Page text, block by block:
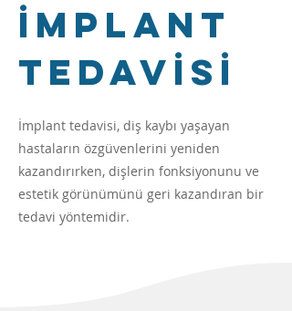
İMPLANT
TEDAVİSİ
İmplant tedavisi, diş kaybı yaşayan
hastaların özgüvenlerini yeniden
kazandırırken, dişlerin fonksiyonunu ve
estetik görünümünü geri kazandıran bir
tedavi yöntemidir.